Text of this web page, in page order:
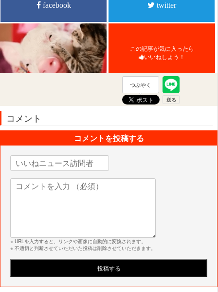
facebook twitter
この記事が気に入ったら
いいねしよう！
つぶやく
コメント
コメントを投稿する
※ URLを入力すると、リンクや画像に自動的に変換されます。
※ 不適切と判断させていただいた投稿は削除させていただきます。